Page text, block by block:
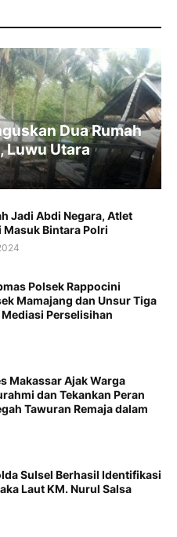
Dua Rumah
Luwu Utara
Jadi Abdi Negara, Atlet
Bintara Polri
Polsek Rappocini
Mamajang dan Unsur Tiga
Perselisihan
Makassar Ajak Warga
dan Tekankan Peran
Tawuran Remaja dalam
Sulsel Berhasil Identifikasi
Laut KM. Nurul Salsa